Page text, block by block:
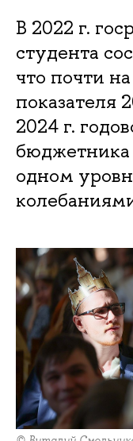
В 2022 г.
студента
что почти
показателя
2024 г.
одном